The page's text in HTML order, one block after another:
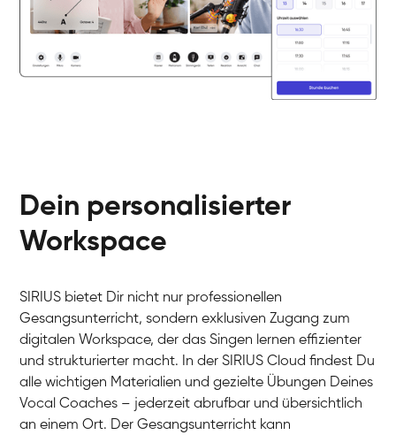
Dein personalisierter
Workspace
SIRIUS bietet Dir nicht nur professionellen
Gesangsunterricht, sondern exklusiven Zugang zum
digitalen Workspace, der das Singen lernen effizienter
und strukturierter macht. In der SIRIUS Cloud findest Du
alle wichtigen Materialien und gezielte Übungen Deines
Vocal Coaches – jederzeit abrufbar und übersichtlich
an einem Ort. Der Gesangsunterricht kann